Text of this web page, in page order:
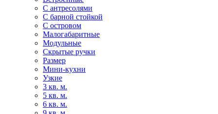
С антресолями
С барной стойкой
С островом
Малогабаритные
Модульные
Скрытые ручки
Размер
Мини-кухни
Узкие
3 кв. м.
5 кв. м.
6 кв. м.